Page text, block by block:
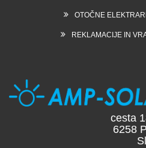
OTOČNE
REKLAMACIJE IN
cesta
6258